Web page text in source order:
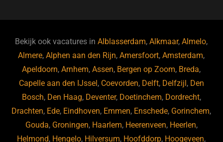
b
o
o
k
ky dI
n
Bekijk ook vacatures inAlblasserdam,Alkmaar,Almelo,
Almere,Alphen aan den Rijn,Amersfoort,Amsterdam,
Apeldoorn,Arnhem,Assen, Bergen op Zoom, Breda,
Capelle aan den IJssel, Coevorden, Delft, Delfzijl, Den
Bosch, Den Haag, Deventer, Doetinchem, Dordrecht,
Drachten, Ede, Eindhoven, Emmen, Enschede, Gorinchem,
Gouda, Groningen, Haarlem, Heerenveen, Heerlen,
Helmond, Hengelo, Hilversum, Hoofddorp, Hoogeveen,